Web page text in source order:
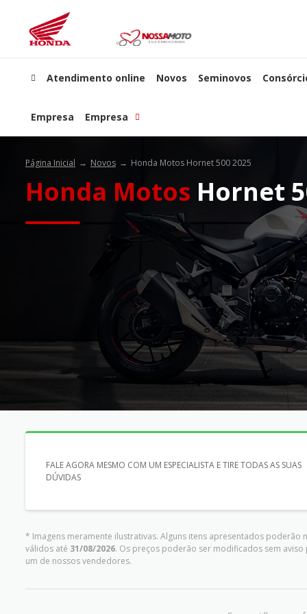
Atendimento online Novos Seminovos
Empresa Empresa
Página Inicial Novos Honda Motos Hornet 500 2025
Honda Motos Hornet
FALE AGORA MESMO COM UM ESPECIALISTA E TIRE TODAS AS SUAS
DÚVIDAS
* Imagens meramente ilustrativas. Alguns itens apresentados poderão
válidos até 31/08/2026. Os preços poderão ser modificados sem
um de nossos vendedores.